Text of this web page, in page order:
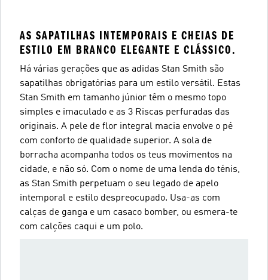
AS SAPATILHAS INTEMPORAIS E CHEIAS DE
ESTILO EM BRANCO ELEGANTE E CLÁSSICO.
Há várias gerações que as adidas Stan Smith são
sapatilhas obrigatórias para um estilo versátil. Estas
Stan Smith em tamanho júnior têm o mesmo topo
simples e imaculado e as 3 Riscas perfuradas das
originais. A pele de flor integral macia envolve o pé
com conforto de qualidade superior. A sola de
borracha acompanha todos os teus movimentos na
cidade, e não só. Com o nome de uma lenda do ténis,
as Stan Smith perpetuam o seu legado de apelo
intemporal e estilo despreocupado. Usa-as com
calças de ganga e um casaco bomber, ou esmera-te
com calções caqui e um polo.